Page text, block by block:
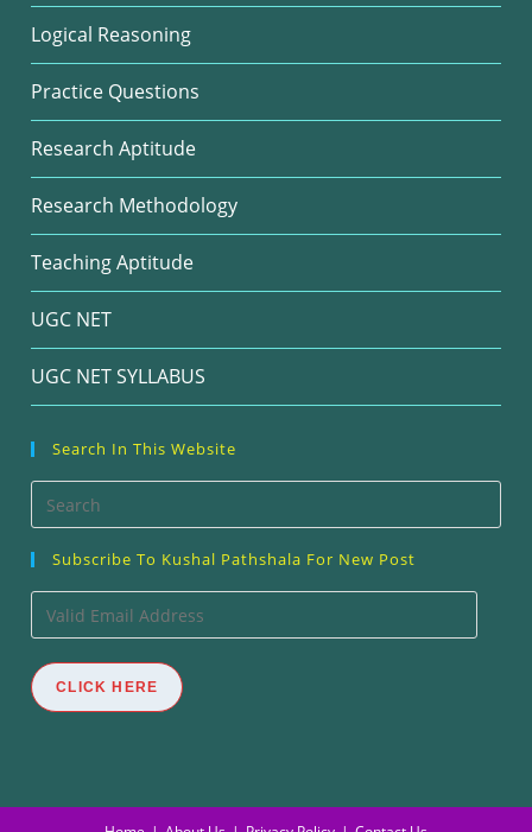
Logical Reasoning
Practice Questions
Research Aptitude
Research Methodology
Teaching Aptitude
UGC NET
UGC NET SYLLABUS
Search In This Website
Subscribe To Kushal Pathshala For New Post
Valid
Email
Address
CLICK HERE